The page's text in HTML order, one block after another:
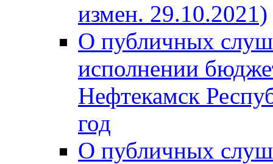
измен. 29.10.2021)
О публичных
исполнении
Нефтекамск
год
О публичных